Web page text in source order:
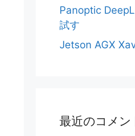
Panoptic
試す
Jetson AGX
最近のコメン